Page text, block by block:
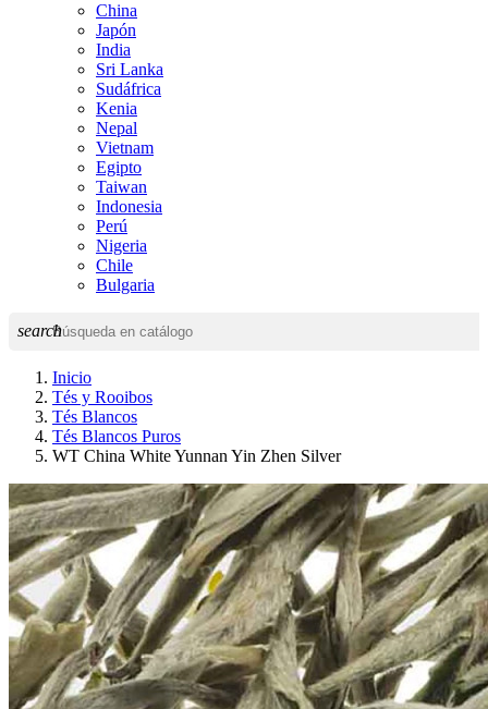
China
Japón
India
Sri Lanka
Sudáfrica
Kenia
Nepal
Vietnam
Egipto
Taiwan
Indonesia
Perú
Nigeria
Chile
Bulgaria
search
Inicio
Tés y Rooibos
Tés Blancos
Tés Blancos Puros
WT China White Yunnan Yin Zhen Silver